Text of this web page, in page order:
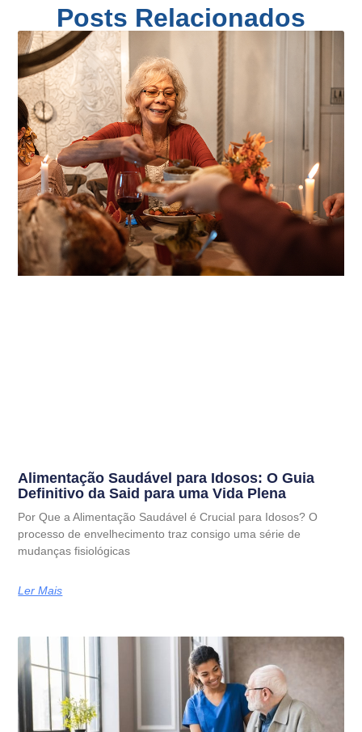
Posts Relacionados
Alimentação Saudável para Idosos: O Guia
Definitivo da Said para uma Vida Plena
Por Que a Alimentação Saudável é Crucial para Idosos? O
processo de envelhecimento traz consigo uma série de
mudanças fisiológicas
Ler Mais